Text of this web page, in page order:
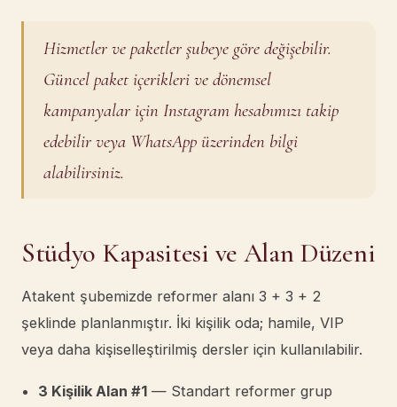
Hizmetler ve paketler şubeye göre değişebilir.
Güncel paket içerikleri ve dönemsel
kampanyalar için Instagram hesabımızı takip
edebilir veya WhatsApp üzerinden bilgi
alabilirsiniz.
Stüdyo Kapasitesi ve Alan Düzeni
Atakent şubemizde reformer alanı 3 + 3 + 2
şeklinde planlanmıştır. İki kişilik oda; hamile, VIP
veya daha kişiselleştirilmiş dersler için kullanılabilir.
3 Kişilik Alan #1 — Standart reformer grup